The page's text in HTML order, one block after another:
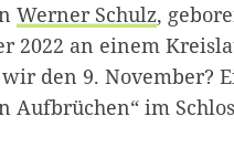
Werner Schulz,
2022 an einem
den 9. November?
Aufbrüchen“ im